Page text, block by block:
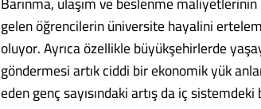
gelen öğrencilerin üniversite hayalini
oluyor. Ayrıca özellikle büyükşehirlerde
göndermesi artık ciddi bir ekonomik yük
eden genç sayısındaki artış da iç sistemdeki